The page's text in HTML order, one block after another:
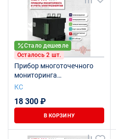
Стало дешевле
Осталось 2 шт.
Прибор многоточечного
мониторинга
электроэнергии КСМ-М4-
КС
18 300 ₽
В КОРЗИНУ